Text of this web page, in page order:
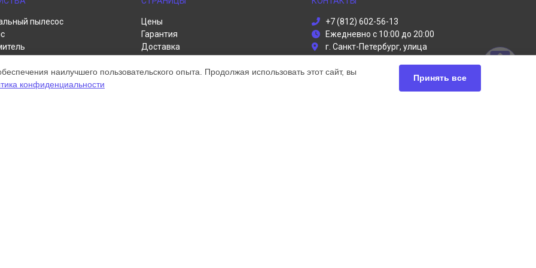
пылесос
для рук
Цены
Гарантия
Доставка
Карта сайта
+7 (812) 602-56-13
Ежедневно с 10:00 до 20:00
г. Санкт-Петербург, улица
info@dyson-servises.ru
Политика конфиденциальности
наилучшего пользовательского опыта. Продолжая использовать этот сайт, вы
конфиденциальности
Принять все